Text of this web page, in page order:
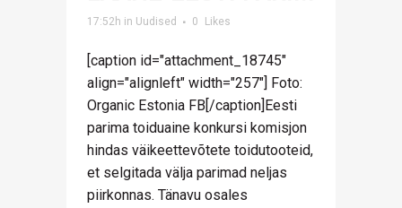
17:52h in Uudised 0 Likes
[caption id="attachment_18745"
align="alignleft" width="257"] Foto:
Organic Estonia FB[/caption]Eesti
parima toiduaine konkursi komisjon
hindas väikeettevõtete toidutooteid,
et selgitada välja parimad neljas
piirkonnas. Tänavu osales